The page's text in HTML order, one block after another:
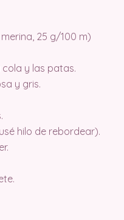
25 g/100 m)
y las patas.
y gris.
hilo de rebordear).